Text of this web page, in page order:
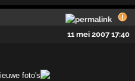
11 mei 2007 17:40
foto's